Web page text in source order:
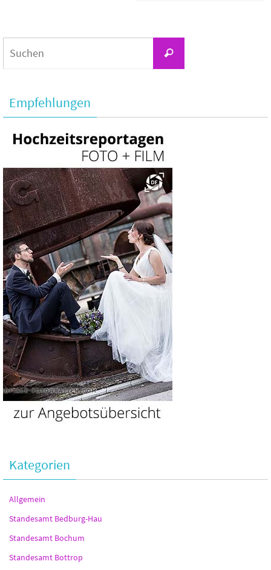
Suchen
Empfehlungen
Kategorien
Allgemein
Standesamt Bedburg-Hau
Standesamt Bochum
Standesamt Bottrop